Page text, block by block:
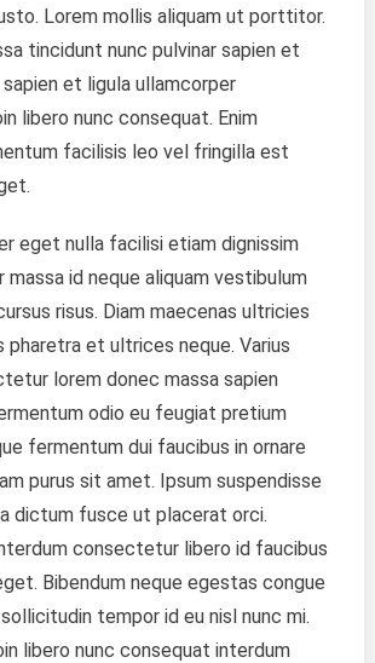
Lorem mollis aliquam ut porttitor.
tincidunt nunc pulvinar sapien et
sapien et ligula ullamcorper
libero nunc consequat. Enim
facilisis leo vel fringilla est
eget nulla facilisi etiam dignissim
id neque aliquam vestibulum
risus. Diam maecenas ultricies
pharetra et ultrices neque. Varius
lorem donec massa sapien
odio eu feugiat pretium
fermentum dui faucibus in ornare
purus sit amet. Ipsum suspendisse
dictum fusce ut placerat orci.
consectetur libero id faucibus
Bibendum neque egestas congue
tempor id eu nisl nunc mi.
libero nunc consequat interdum